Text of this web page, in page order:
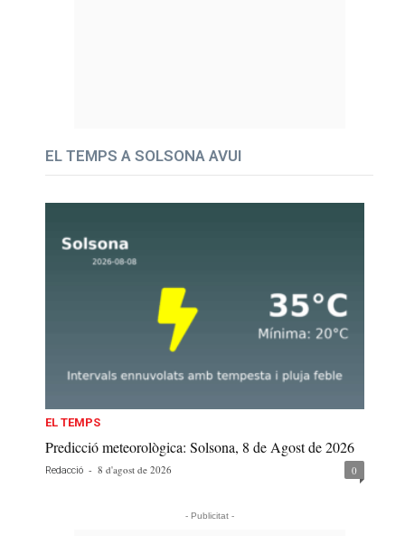
EL TEMPS A SOLSONA AVUI
EL TEMPS
Predicció meteorològica: Solsona, 8 de Agost de 2026
Redacció - 8 d'agost de 2026 0
- Publicitat -